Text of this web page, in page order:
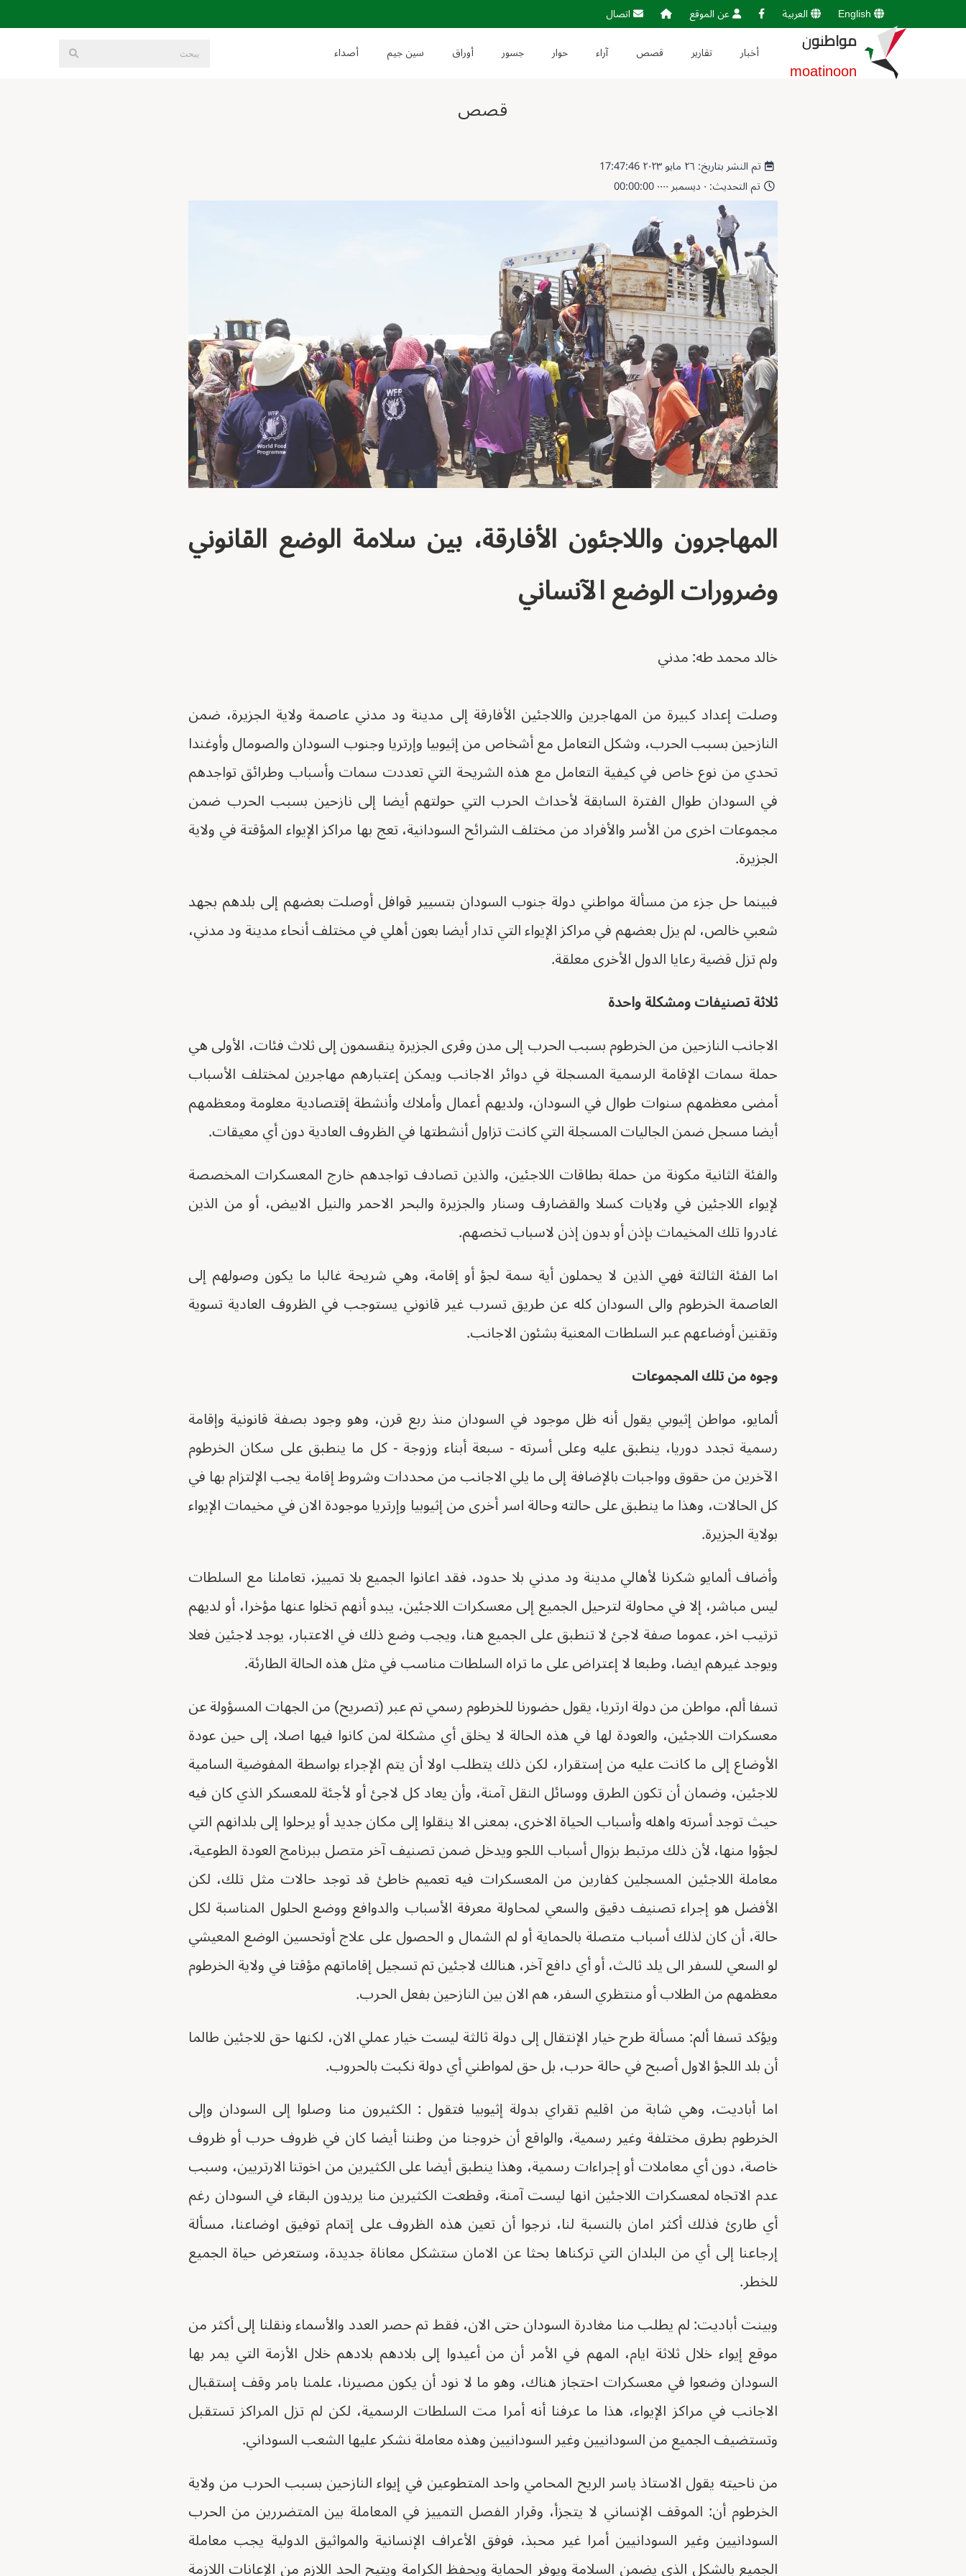
English العربية عن الموقع اتصال
مواطنون
moatinoon
أخبار تقارير قصص آراء حوار جسور أوراق سين جيم أصداء
قصص
تم النشر بتاريخ: ٢٦ مايو ٢٠٢٣ 17:47:46
تم التحديث: ٠ ديسمبر ٠٠٠٠ 00:00:00
المهاجرون واللاجئون الأفارقة، بين سلامة الوضع القانوني
وضرورات الوضع الآنساني
خالد محمد طه: مدني
وصلت إعداد كبيرة من المهاجرين واللاجئين الأفارقة إلى مدينة ود مدني عاصمة ولاية الجزيرة، ضمن
النازحين بسبب الحرب، وشكل التعامل مع أشخاص من إثيوبيا وإرتريا وجنوب السودان والصومال وأوغندا
تحدي من نوع خاص في كيفية التعامل مع هذه الشريحة التي تعددت سمات وأسباب وطرائق تواجدهم
في السودان طوال الفترة السابقة لأحداث الحرب التي حولتهم أيضا إلى نازحين بسبب الحرب ضمن
مجموعات اخرى من الأسر والأفراد من مختلف الشرائح السودانية، تعج بها مراكز الإيواء المؤقتة في ولاية
الجزيرة.
فبينما حل جزء من مسألة مواطني دولة جنوب السودان بتسيير قوافل أوصلت بعضهم إلى بلدهم بجهد
شعبي خالص، لم يزل بعضهم في مراكز الإيواء التي تدار أيضا بعون أهلي في مختلف أنحاء مدينة ود مدني،
ولم تزل قضية رعايا الدول الأخرى معلقة.
ثلاثة تصنيفات ومشكلة واحدة
الاجانب النازحين من الخرطوم بسبب الحرب إلى مدن وقرى الجزيرة ينقسمون إلى ثلاث فئات، الأولى هي
حملة سمات الإقامة الرسمية المسجلة في دوائر الاجانب ويمكن إعتبارهم مهاجرين لمختلف الأسباب
أمضى معظمهم سنوات طوال في السودان، ولديهم أعمال وأملاك وأنشطة إقتصادية معلومة ومعظمهم
أيضا مسجل ضمن الجاليات المسجلة التي كانت تزاول أنشطتها في الظروف العادية دون أي معيقات.
والفئة الثانية مكونة من حملة بطاقات اللاجئين، والذين تصادف تواجدهم خارج المعسكرات المخصصة
لإيواء اللاجئين في ولايات كسلا والقضارف وسنار والجزيرة والبحر الاحمر والنيل الابيض، أو من الذين
غادروا تلك المخيمات بإذن أو بدون إذن لاسباب تخصهم.
اما الفئة الثالثة فهي الذين لا يحملون أية سمة لجؤ أو إقامة، وهي شريحة غالبا ما يكون وصولهم إلى
العاصمة الخرطوم والى السودان كله عن طريق تسرب غير قانوني يستوجب في الظروف العادية تسوية
وتقنين أوضاعهم عبر السلطات المعنية بشئون الاجانب.
وجوه من تلك المجموعات
ألمايو، مواطن إثيوبي يقول أنه ظل موجود في السودان منذ ربع قرن، وهو وجود بصفة قانونية وإقامة
رسمية تجدد دوريا، ينطبق عليه وعلى أسرته - سبعة أبناء وزوجة - كل ما ينطبق على سكان الخرطوم
الآخرين من حقوق وواجبات بالإضافة إلى ما يلي الاجانب من محددات وشروط إقامة يجب الإلتزام بها في
كل الحالات، وهذا ما ينطبق على حالته وحالة اسر أخرى من إثيوبيا وإرتريا موجودة الان في مخيمات الإيواء
بولاية الجزيرة.
وأضاف ألمايو شكرنا لأهالي مدينة ود مدني بلا حدود، فقد اعانوا الجميع بلا تمييز، تعاملنا مع السلطات
ليس مباشر، إلا في محاولة لترحيل الجميع إلى معسكرات اللاجئين، يبدو أنهم تخلوا عنها مؤخرا، أو لديهم
ترتيب اخر، عموما صفة لاجئ لا تنطبق على الجميع هنا، ويجب وضع ذلك في الاعتبار، يوجد لاجئين فعلا
ويوجد غيرهم ايضا، وطبعا لا إعتراض على ما تراه السلطات مناسب في مثل هذه الحالة الطارئة.
تسفا ألم، مواطن من دولة ارتريا، يقول حضورنا للخرطوم رسمي تم عبر (تصريح) من الجهات المسؤولة عن
معسكرات اللاجئين، والعودة لها في هذه الحالة لا يخلق أي مشكلة لمن كانوا فيها اصلا، إلى حين عودة
الأوضاع إلى ما كانت عليه من إستقرار، لكن ذلك يتطلب اولا أن يتم الإجراء بواسطة المفوضية السامية
للاجئين، وضمان أن تكون الطرق ووسائل النقل آمنة، وأن يعاد كل لاجئ أو لأجئة للمعسكر الذي كان فيه
حيث توجد أسرته واهله وأسباب الحياة الاخرى، بمعنى الا ينقلوا إلى مكان جديد أو يرحلوا إلى بلدانهم التي
لجؤوا منها، لأن ذلك مرتبط بزوال أسباب اللجو ويدخل ضمن تصنيف آخر متصل ببرنامج العودة الطوعية،
معاملة اللاجئين المسجلين كفارين من المعسكرات فيه تعميم خاطئ قد توجد حالات مثل تلك، لكن
الأفضل هو إجراء تصنيف دقيق والسعي لمحاولة معرفة الأسباب والدوافع ووضع الحلول المناسبة لكل
حالة، أن كان لذلك أسباب متصلة بالحماية أو لم الشمال و الحصول على علاج أوتحسين الوضع المعيشي
لو السعي للسفر الى يلد ثالث، أو أي دافع آخر، هنالك لاجئين تم تسجيل إقاماتهم مؤقتا في ولاية الخرطوم
معظمهم من الطلاب أو منتظري السفر، هم الان بين النازحين بفعل الحرب.
ويؤكد تسفا ألم: مسألة طرح خيار الإنتقال إلى دولة ثالثة ليست خيار عملي الان، لكنها حق للاجئين طالما
أن بلد اللجؤ الاول أصبح في حالة حرب، بل حق لمواطني أي دولة نكبت بالحروب.
اما أباديت، وهي شابة من اقليم تقراي بدولة إثيوبيا فتقول : الكثيرون منا وصلوا إلى السودان وإلى
الخرطوم بطرق مختلفة وغير رسمية، والواقع أن خروجنا من وطننا أيضا كان في ظروف حرب أو ظروف
خاصة، دون أي معاملات أو إجراءات رسمية، وهذا ينطبق أيضا على الكثيرين من اخوتنا الارتريين، وسبب
عدم الاتجاه لمعسكرات اللاجئين انها ليست آمنة، وقطعت الكثيرين منا يريدون البقاء في السودان رغم
أي طارئ فذلك أكثر امان بالنسبة لنا، نرجوا أن تعين هذه الظروف على إتمام توفيق اوضاعنا، مسألة
إرجاعنا إلى أي من البلدان التي تركناها بحثا عن الامان ستشكل معاناة جديدة، وستعرض حياة الجميع
للخطر.
وبينت أباديت: لم يطلب منا مغادرة السودان حتى الان، فقط تم حصر العدد والأسماء ونقلنا إلى أكثر من
موقع إيواء خلال ثلاثة ايام، المهم في الأمر أن من أعيدوا إلى بلادهم بلادهم خلال الأزمة التي يمر بها
السودان وضعوا في معسكرات احتجاز هناك، وهو ما لا نود أن يكون مصيرنا، علمنا بامر وقف إستقبال
الاجانب في مراكز الإيواء، هذا ما عرفنا أنه أمرا مت السلطات الرسمية، لكن لم تزل المراكز تستقبل
وتستضيف الجميع من السودانيين وغير السودانيين وهذه معاملة نشكر عليها الشعب السوداني.
من ناحيته يقول الاستاذ ياسر الريح المحامي واحد المتطوعين في إيواء النازحين بسبب الحرب من ولاية
الخرطوم أن: الموقف الإنساني لا يتجزأ، وقرار الفصل التمييز في المعاملة بين المتضررين من الحرب
السودانيين وغير السودانيين أمرا غير محبذ، فوفق الأعراف الإنسانية والمواثيق الدولية يجب معاملة
الجميع بالشكل الذي يضمن السلامة ويوفر الحماية ويحفظ الكرامة ويتيح الحد اللازم من الإعانات اللازمة